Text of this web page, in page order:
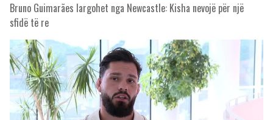
Bruno Guimarães largohet nga Newcastle: Kisha nevojë për një
sfidë të re